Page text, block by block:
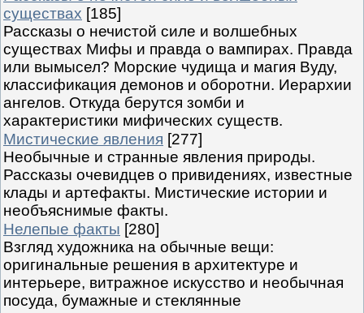
существах [185]
Рассказы о нечистой силе и волшебных
существах Мифы и правда о вампирах. Правда
или вымысел? Морские чудища и магия Вуду,
классификация демонов и оборотни. Иерархии
ангелов. Откуда берутся зомби и
характеристики мифических существ.
Мистические явления [277]
Необычные и странные явления природы.
Рассказы очевидцев о привидениях, известные
клады и артефакты. Мистические истории и
необъяснимые факты.
Нелепые факты [280]
Взгляд художника на обычные вещи:
оригинальные решения в архитектуре и
интерьере, витражное искусство и необычная
посуда, бумажные и стеклянные